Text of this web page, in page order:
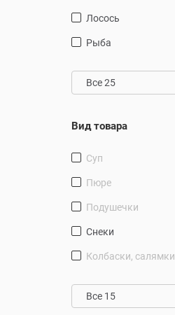
лосось
рыба
Все 25
Вид товара
Суп
пюре
подушечки
снеки
Колбаски, салямки
Все 15
СКИДКА